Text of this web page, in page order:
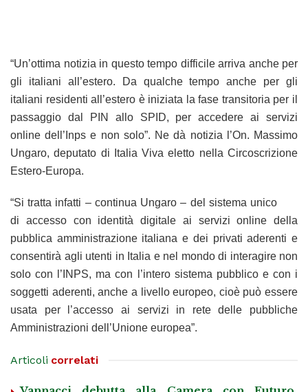
“Un’ottima notizia in questo tempo difficile arriva anche per
gli italiani all’estero. Da qualche tempo anche per gli
italiani residenti all’estero è iniziata la fase transitoria per il
passaggio dal PIN allo SPID, per accedere ai servizi
online dell’Inps e non solo”. Ne dà notizia l’On. Massimo
Ungaro, deputato di Italia Viva eletto nella Circoscrizione
Estero-Europa.
“Si tratta infatti – continua Ungaro – del sistema unico
di accesso con identità digitale ai servizi online della
pubblica amministrazione italiana e dei privati aderenti e
consentirà agli utenti in Italia e nel mondo di interagire non
solo con l’INPS, ma con l’intero sistema pubblico e con i
soggetti aderenti, anche a livello europeo, cioè può essere
usata per l’accesso ai servizi in rete delle pubbliche
Amministrazioni dell’Unione europea”.
Articoli correlati